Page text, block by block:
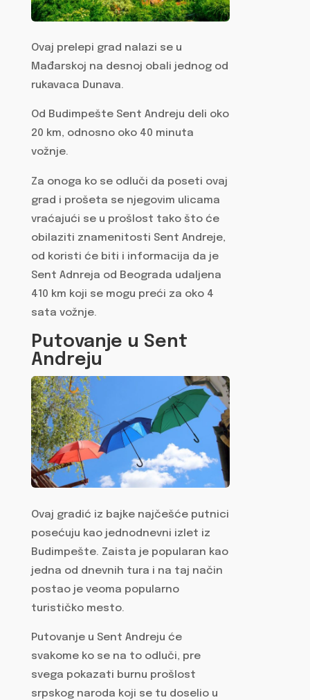
Ovaj prelepi grad nalazi se u
Mađarskoj na desnoj obali jednog od
rukavaca Dunava.
Od Budimpešte Sent Andreju deli oko
20 km, odnosno oko 40 minuta
vožnje.
Za onoga ko se odluči da poseti ovaj
grad i prošeta se njegovim ulicama
vraćajući se u prošlost tako što će
obilaziti znamenitosti Sent Andreje,
od koristi će biti i informacija da je
Sent Adnreja od Beograda udaljena
410 km koji se mogu preći za oko 4
sata vožnje.
Putovanje u Sent
Andreju
Ovaj gradić iz bajke najčešće putnici
posećuju kao jednodnevni izlet iz
Budimpešte. Zaista je popularan kao
jedna od dnevnih tura i na taj način
postao je veoma popularno
turističko mesto.
Putovanje u Sent Andreju će
svakome ko se na to odluči, pre
svega pokazati burnu prošlost
srpskog naroda koji se tu doselio u